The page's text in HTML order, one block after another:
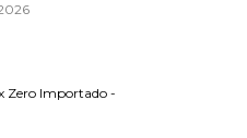
Zero Importado -